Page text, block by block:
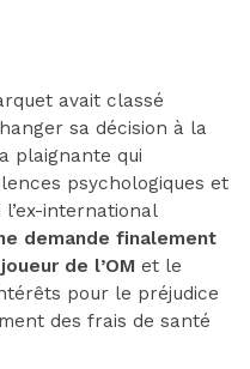
avait classé
sa décision à la
plaignante qui
psychologiques et
international
demande finalement
de l’OM et le
pour le préjudice
des frais de santé